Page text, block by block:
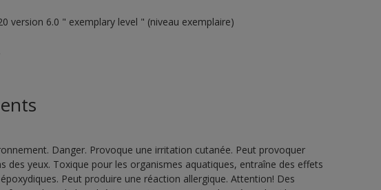
version 6.0 " exemplary level " (niveau exemplaire)
Danger. Provoque une irritation cutanée. Peut provoquer
des yeux. Toxique pour les organismes aquatiques, entraîne des effets
Peut produire une réaction allergique. Attention! Des